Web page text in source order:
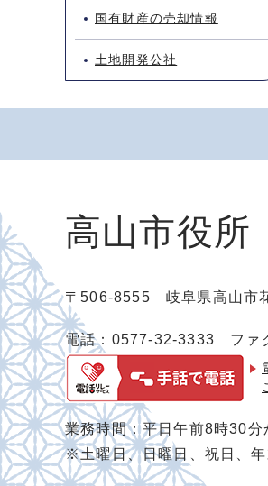
国有財産の売却情報
土地開発公社
高山市役所
〒506-8555 岐阜県高山
電話：0577-32-3333 ファ
業務時間：平日午前8時30分
※土曜日、日曜日、祝日、